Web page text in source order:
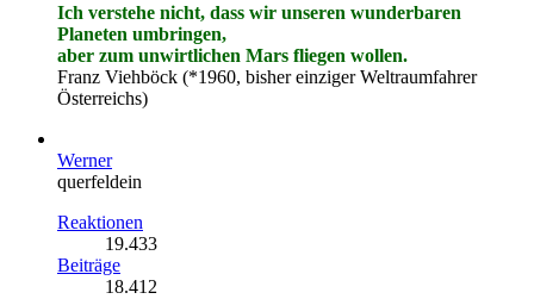
Ich verstehe nicht, dass wir unseren wunderbaren
Planeten umbringen,
aber zum unwirtlichen Mars fliegen wollen.
Franz Viehböck (*1960, bisher einziger Weltraumfahrer
Österreichs)
Werner
querfeldein
Reaktionen
19.433
Beiträge
18.412